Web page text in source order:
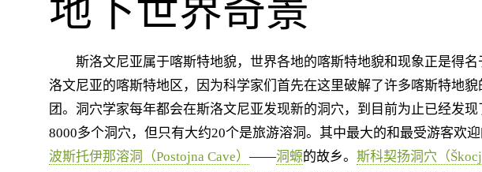
地下世界奇景
斯洛文尼亚属于喀斯特地貌，世界各地的喀斯特地貌和现象正是得名
洛文尼亚的喀斯特地区，因为科学家们首先在这里破解了许多喀斯特地貌
团。洞穴学家每年都会在斯洛文尼亚发现新的洞穴，到目前为止已经发现
8000多个洞穴，但只有大约20个是旅游溶洞。其中最大的和最受游客欢
波斯托伊那溶洞（Postojna Cave） ——洞螈的故乡。 斯科契扬洞穴（